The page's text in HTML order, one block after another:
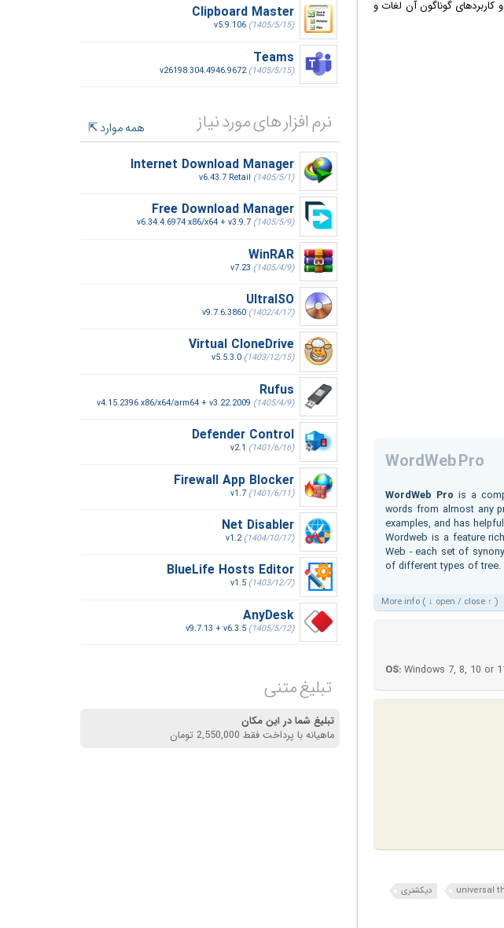
گوناگون آن لغات و
WordWeb Pro
WordWeb Pro is a
words from almost any
examples, and has
Wordweb is a feature
Web - each set of
of different types of
More info ( ↓ open / close ↑ )
OS: Windows 7, 8, 10 or
universal
دیکشنری
Clipboard Master
v5.9.106 (1405/5/15)
Teams
v26198.304.4946.9672(1405/5/15)
نرم افزار های مورد نیاز
همه موارد
Internet Download Manager
v6.43.7 Retail (1405/5/1)
Free Download Manager
v6.34.4.6974 x86/x64 + v3.9.7 (1405/5/9)
WinRAR
v7.23 (1405/4/9)
UltraISO
v9.7.6.3860 (1402/4/17)
Virtual CloneDrive
v5.5.3.0 (1403/12/15)
Rufus
v4.15.2396 x86/x64/arm64 + v3.22.2009 (1405/4/9)
Defender Control
v2.1 (1401/6/16)
Firewall App Blocker
v1.7 (1401/6/11)
Net Disabler
v1.2(1404/10/17)
BlueLife Hosts Editor
v1.5 (1403/12/7)
AnyDesk
v9.7.13 + v6.3.5 (1405/5/12)
تبلیغ متنی
تبلیغ شما در این مکان
ماهیانه با پرداخت فقط 2,550,000 تومان